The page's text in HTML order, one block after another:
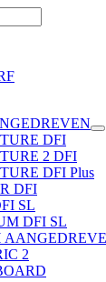
DFI
2 DFI
DFI Plus
DFI
SL
DFI SL
2